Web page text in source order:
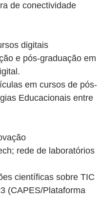
de conectividade
digitais
e pós-graduação em
em cursos de pós-
Educacionais entre
rede de laboratórios
científicas sobre TIC
(CAPES/Plataforma